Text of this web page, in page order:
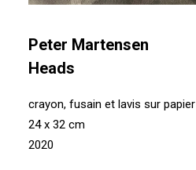
Peter Martensen
Heads
crayon, fusain et lavis sur papier
24 x 32 cm
2020